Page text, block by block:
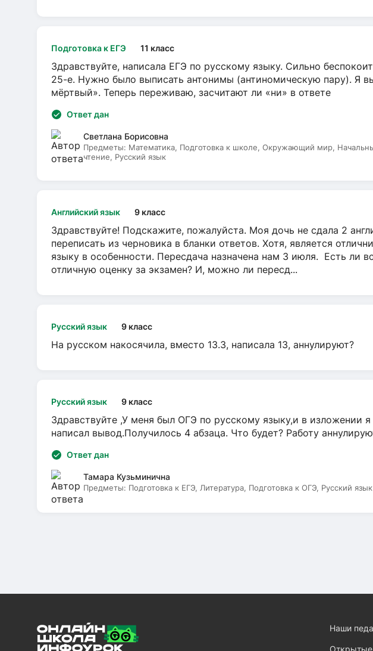
Подготовка к ЕГЭ 11 класс
Здравствуйте, написала ЕГЭ по русскому языку. Сильно
25-е. Нужно было выписать антонимы (антиномическую пару). Я
мёртвый». Теперь переживаю, засчитают ли «ни» в ответе
Ответ дан
Светлана Борисовна
Предметы: Математика, Подготовка к школе, Окружающий мир,
чтение, Русский язык
Английский язык 9 класс
Здравствуйте! Подскажите, пожалуйста. Моя дочь не сдала 2
переписать из черновика в бланки ответов. Хотя, является
языку в особенности. Пересдача назначена нам 3 июля. Есть ли
отличную оценку за экзамен? И, можно ли пересд...
Русский язык 9 класс
На русском накосячила, вместо 13.3, написала 13, аннулируют?
Русский язык 9 класс
Здравствуйте ,У меня был ОГЭ по русскому языку,и в изложении я
написал вывод.Получилось 4 абзаца. Что будет? Работу
Ответ дан
Тамара Кузьминична
Предметы: Подготовка к ЕГЭ, Литература, Подготовка к ОГЭ, Русский язык
Наши